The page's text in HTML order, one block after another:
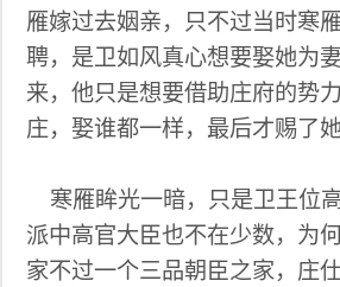
雁嫁过去姻亲，只不过当时寒
聘，是卫如风真心想要娶她为
来，他只是想要借助庄府的势
庄，娶谁都一样，最后才赐了
寒雁眸光一暗，只是卫王位
派中高官大臣也不在少数，为
家不过一个三品朝臣之家，庄